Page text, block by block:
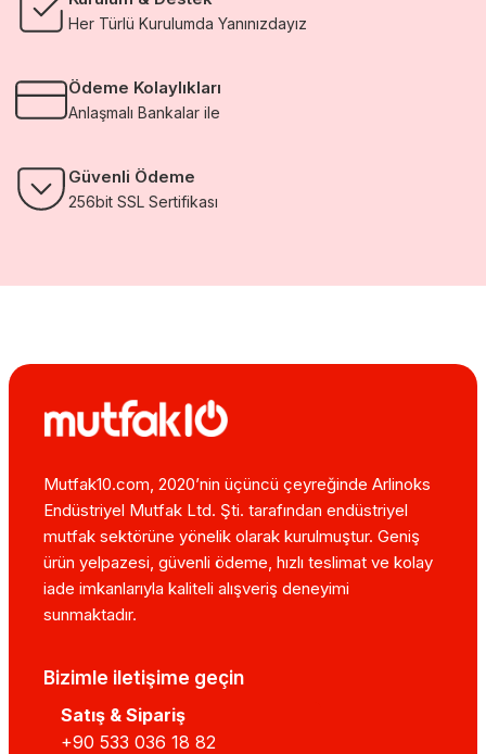
Her Türlü Kurulumda Yanınızdayız
Ödeme Kolaylıkları
Anlaşmalı Bankalar ile
Güvenli Ödeme
256bit SSL Sertifikası
Mutfak10.com, 2020’nin üçüncü çeyreğinde Arlinoks
Endüstriyel Mutfak Ltd. Şti. tarafından endüstriyel
mutfak sektörüne yönelik olarak kurulmuştur. Geniş
ürün yelpazesi, güvenli ödeme, hızlı teslimat ve kolay
iade imkanlarıyla kaliteli alışveriş deneyimi
sunmaktadır.
Bizimle iletişime geçin
Satış & Sipariş
+90 533 036 18 82